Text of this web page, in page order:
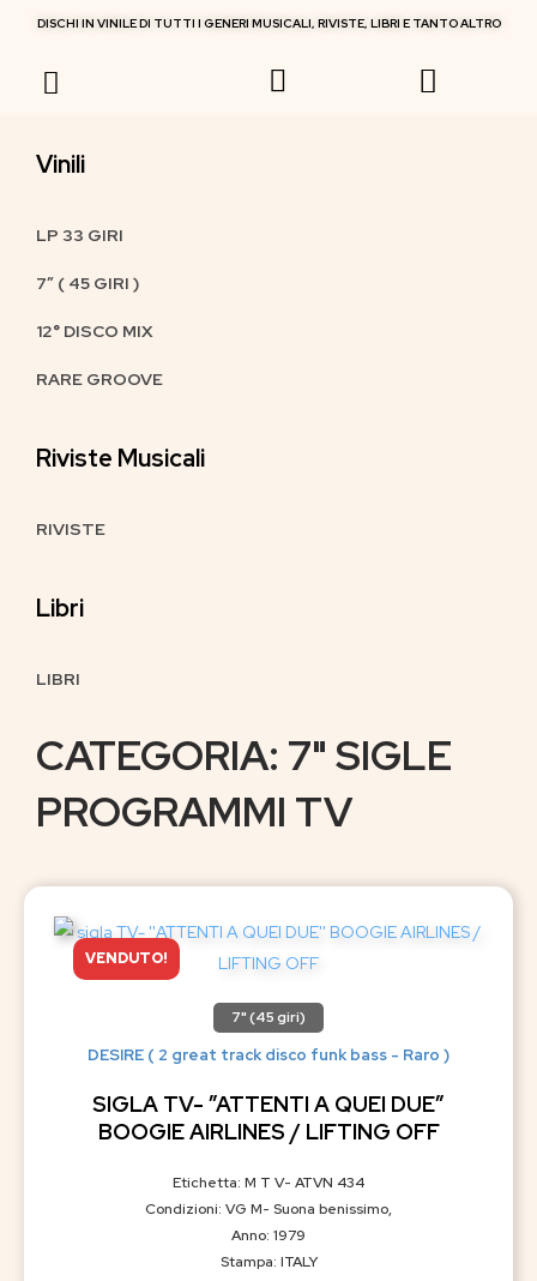
DISCHI IN VINILE DI TUTTI I GENERI MUSICALI, RIVISTE, LIBRI E TANTO ALTRO
Vinili
LP 33 GIRI
7″ ( 45 GIRI )
12° DISCO MIX
RARE GROOVE
Riviste Musicali
RIVISTE
Libri
LIBRI
CATEGORIA: 7" SIGLE
PROGRAMMI TV
VENDUTO!
7" (45 giri)
DESIRE ( 2 great track disco funk bass - Raro )
SIGLA TV- ”ATTENTI A QUEI DUE”
BOOGIE AIRLINES / LIFTING OFF
Etichetta: M T V- ATVN 434
Condizioni: VG M- Suona benissimo,
Anno: 1979
Stampa: ITALY